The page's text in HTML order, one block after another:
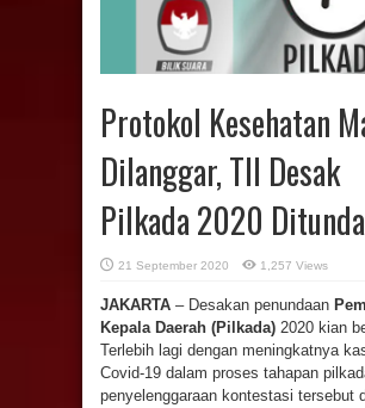
Protokol Kesehatan
Dilanggar, TII Desak
Pilkada 2020 Ditunda
21 September 2020 1,257 Views
JAKARTA – Desakan penundaan
Kepala Daerah (Pilkada) 2020 kian
Terlebih lagi dengan meningkatnya
Covid-19 dalam proses tahapan
penyelenggaraan kontestasi tersebut